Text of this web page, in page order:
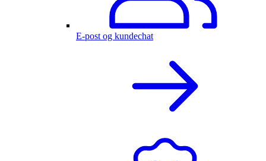
E-post og kundechat